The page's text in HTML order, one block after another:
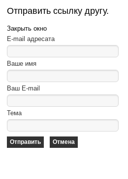
Отправить ссылку другу.
Закрыть окно
E-mail адресата
Ваше имя
Ваш E-mail
Тема
Отправить Отмена